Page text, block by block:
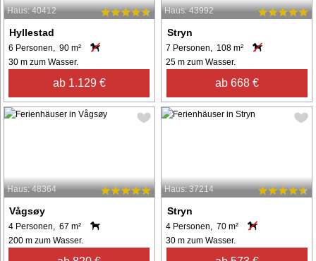
Haus: 40412
Hyllestad
6 Personen, 90 m²
30 m zum Wasser.
ab 1.129 €
Haus: 43992
Stryn
7 Personen, 108 m²
25 m zum Wasser.
ab 668 €
Haus: 48364
Vågsøy
4 Personen, 67 m²
200 m zum Wasser.
Haus: 37214
Stryn
4 Personen, 70 m²
30 m zum Wasser.